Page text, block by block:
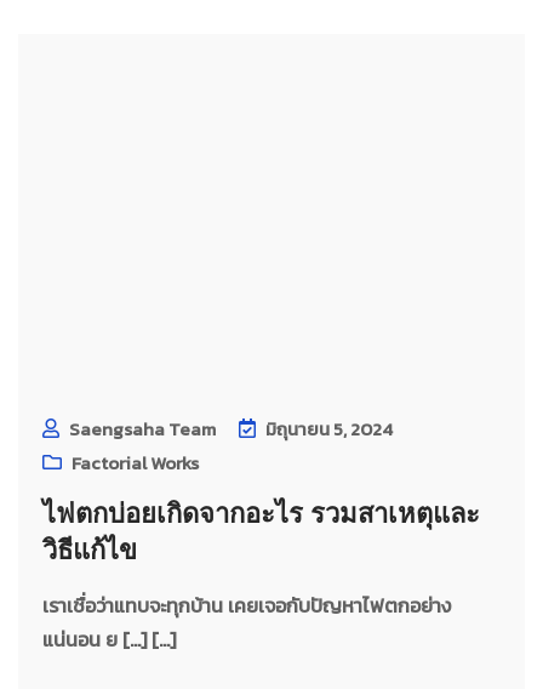
Saengsaha Team
มิถุนายน 5, 2024
Factorial Works
ไฟตกบ่อยเกิดจากอะไร รวมสาเหตุและ
วิธีแก้ไข
เราเชื่อว่าแทบจะทุกบ้าน เคยเจอกับปัญหาไฟตกอย่าง
แน่นอน ย […] [...]